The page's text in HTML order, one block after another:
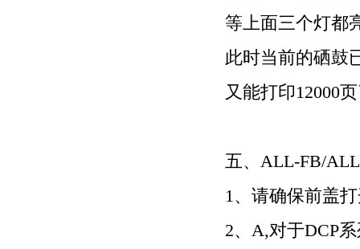
等上面三个灯都
此时当前的硒鼓
又能打印12000
五、 ALL-FB/
1、请确保前盖
2、 A,对于DCP